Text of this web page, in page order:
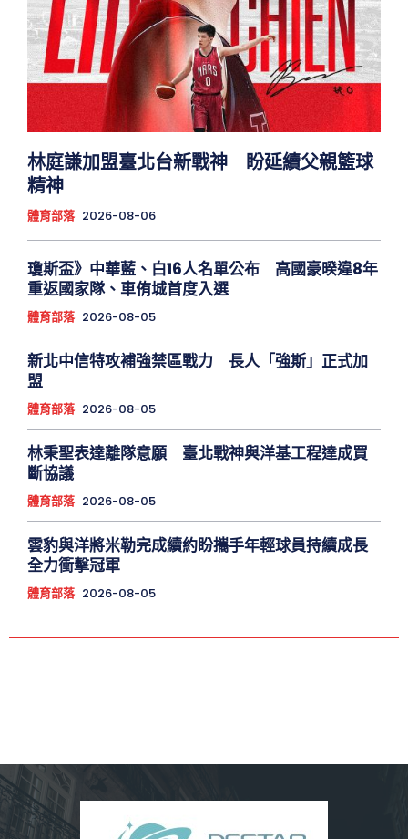
林庭謙加盟臺北台新戰神 盼延續父親籃球
精神
體育部落 2026-08-06
瓊斯盃》中華藍、白16人名單公布 高國豪暌違8年
重返國家隊、車侑城首度入選
體育部落 2026-08-05
新北中信特攻補強禁區戰力 長人「強斯」正式加
盟
體育部落 2026-08-05
林秉聖表達離隊意願 臺北戰神與洋基工程達成買
斷協議
體育部落 2026-08-05
雲豹與洋將米勒完成續約盼攜手年輕球員持續成長
全力衝擊冠軍
體育部落 2026-08-05